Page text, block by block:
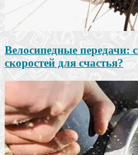
Велосипедные передачи:
скоростей для счастья?